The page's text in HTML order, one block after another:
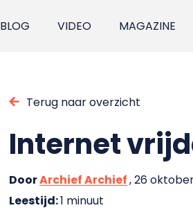
BLOG VIDEO MAGAZINE
Terug naar overzicht
Internet
DoorArchief Archief, 26
Leestijd:1 minuut